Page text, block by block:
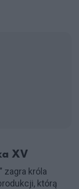
XV
zagra króla
którą